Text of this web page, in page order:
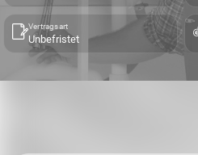
Vertragsart
Unbefristet